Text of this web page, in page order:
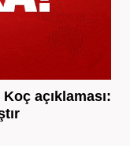
açıklaması: